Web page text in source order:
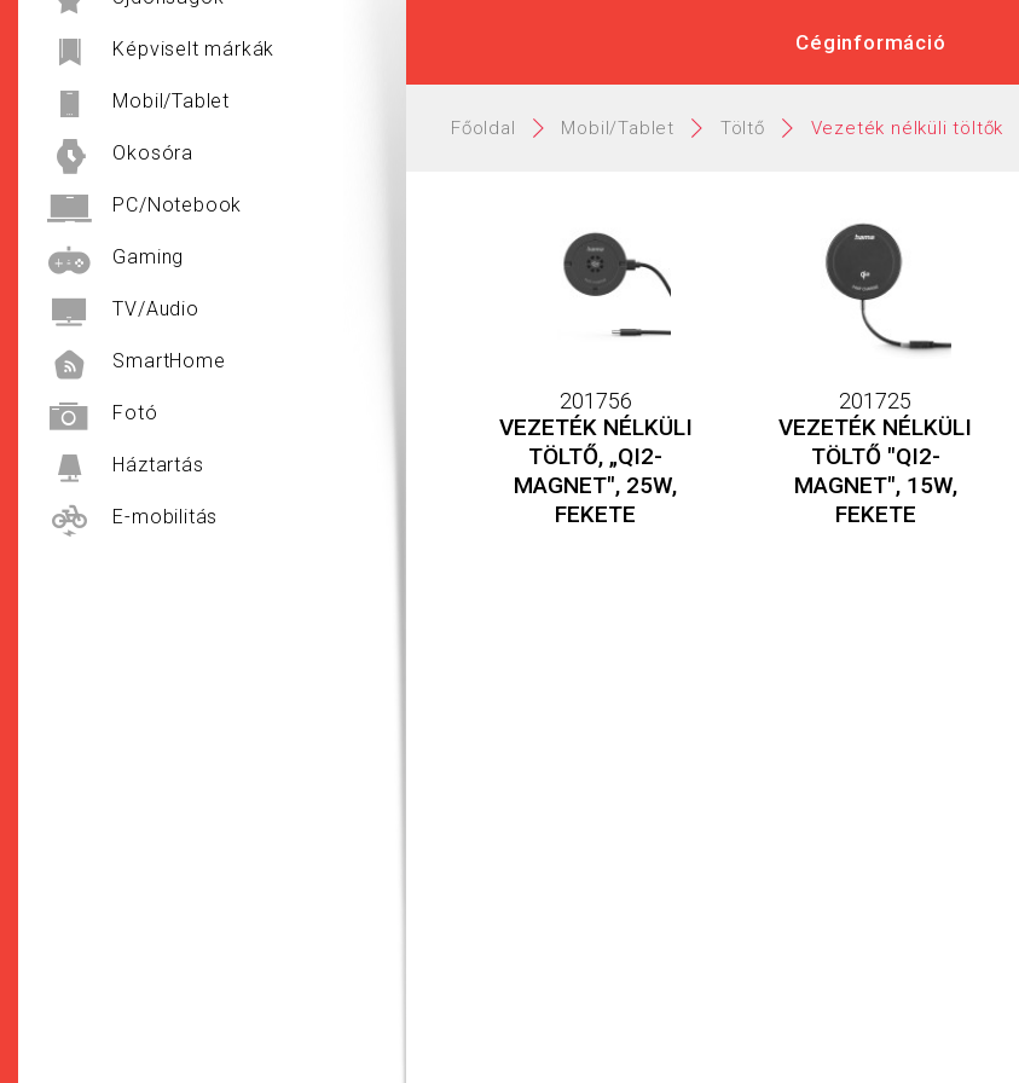
Képviselt márkák
Mobil/Tablet
Okosóra
PC/Notebook
Gaming
TV/Audio
SmartHome
Fotó
Háztartás
E-mobilitás
Céginformáció
Főoldal Mobil/Tablet Töltő Vezeték nélküli töltők
201756
VEZETÉK NÉLKÜLI
TÖLTŐ, „QI2-
MAGNET", 25W,
FEKETE
201725
VEZETÉK NÉLKÜLI
TÖLTŐ "QI2-
MAGNET", 15W,
FEKETE